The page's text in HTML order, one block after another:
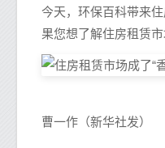
今天，环保百科带来
果您想了解住房租赁市
曹一作（新华社发）